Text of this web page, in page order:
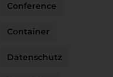
Conference
Container
Datenschutz